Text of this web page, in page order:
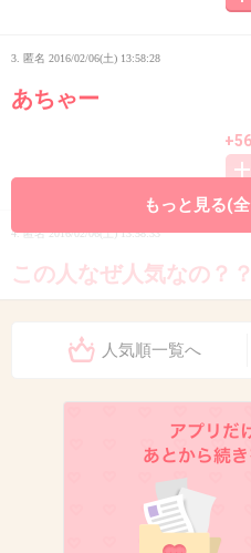
3. 匿名 2016/02/06(土) 13:58:28
あちゃー
4. 匿名2016/02/06(土) 13:58:33
この人なぜ人気なの？？
こんなんメイクでいっ
もっと見る(
人気順一覧へ